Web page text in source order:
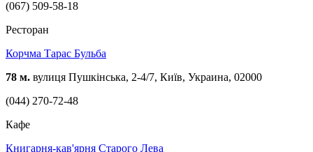
(067) 509-58-18
Ресторан
Корчма Тарас Бульба
78 м. вулиця Пушкінська, 2-4/7, Київ, Украина, 02000
(044) 270-72-48
Кафе
Книгарня-кав'ярня Старого Лева